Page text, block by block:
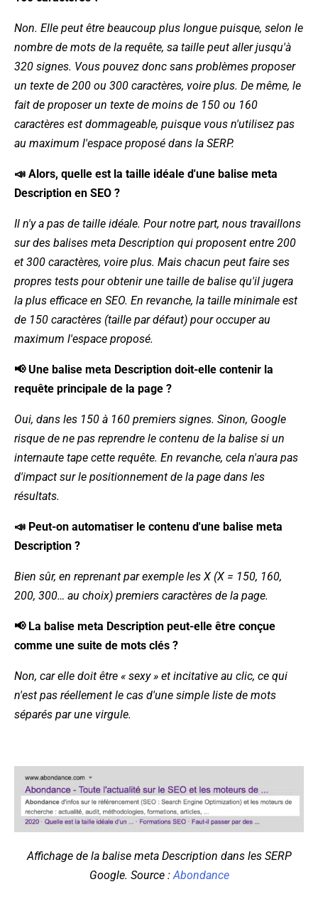
Non. Elle peut être beaucoup plus longue puisque, selon le
nombre de mots de la requête, sa taille peut aller jusqu'à
320 signes. Vous pouvez donc sans problèmes proposer
un texte de 200 ou 300 caractères, voire plus. De même, le
fait de proposer un texte de moins de 150 ou 160
caractères est dommageable, puisque vous n'utilisez pas
au maximum l'espace proposé dans la SERP.
📣 Alors, quelle est la taille idéale d'une balise meta
Description en SEO ?
Il n'y a pas de taille idéale. Pour notre part, nous travaillons
sur des balises meta Description qui proposent entre 200
et 300 caractères, voire plus. Mais chacun peut faire ses
propres tests pour obtenir une taille de balise qu'il jugera
la plus efficace en SEO. En revanche, la taille minimale est
de 150 caractères (taille par défaut) pour occuper au
maximum l'espace proposé.
📢 Une balise meta Description doit-elle contenir la
requête principale de la page ?
Oui, dans les 150 à 160 premiers signes. Sinon, Google
risque de ne pas reprendre le contenu de la balise si un
internaute tape cette requête. En revanche, cela n'aura pas
d'impact sur le positionnement de la page dans les
résultats.
📣 Peut-on automatiser le contenu d'une balise meta
Description ?
Bien sûr, en reprenant par exemple les X (X = 150, 160,
200, 300… au choix) premiers caractères de la page.
📢 La balise meta Description peut-elle être conçue
comme une suite de mots clés ?
Non, car elle doit être « sexy » et incitative au clic, ce qui
n'est pas réellement le cas d'une simple liste de mots
séparés par une virgule.
Affichage de la balise meta Description dans les SERP
Google. Source :Abondance